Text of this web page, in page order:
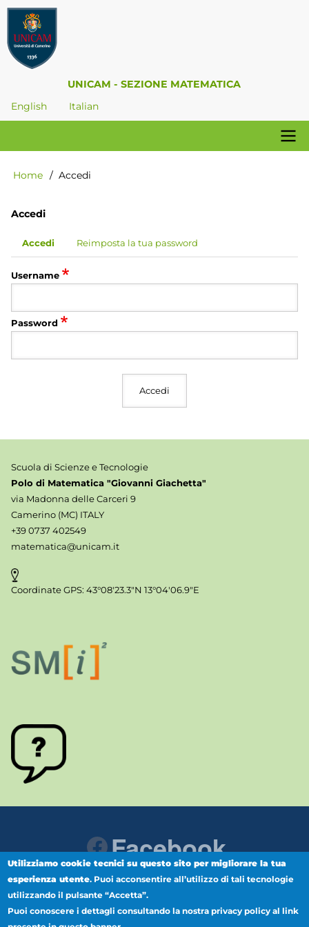
Salta
contenuto
principale
UNICAM - SEZIONE MATEMATICA
English
Italian
principale
Briciole
pane
Home Accedi
Accedi
Schede
primarie
Accedi Reimposta la tua password
Username
Password
Scuola di Scienze e Tecnologie
Polo di Matematica "Giovanni Giachetta"
via Madonna delle Carceri 9
Camerino (MC) ITALY
+39 0737 402549
matematica@unicam.it
Coordinate GPS: 43°08'23.3"N 13°04'06.9"E
Facebook
Instagram
Youtube
Utilizziamo cookie tecnici su questo sito per migliorare la tua
esperienza utente. Puoi acconsentire all’utilizzo di tali tecnologie
utilizzando il pulsante “Accetta”.
Puoi conoscere i dettagli consultando la nostra privacy policy al link